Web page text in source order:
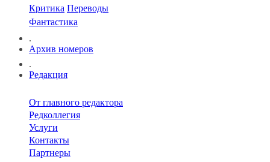
Критика Переводы
Фантастика
.
Архив номеров
.
Редакция
От главного редактора
Редколлегия
Услуги
Контакты
Партнеры